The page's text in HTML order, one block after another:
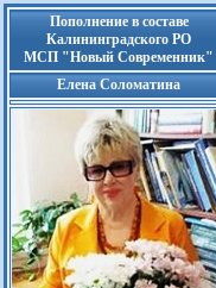
Пополнение в составе
Калининградского РО
МСП "Новый Современник"
Елена Соломатина